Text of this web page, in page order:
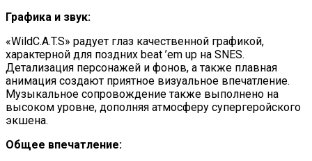
Графика и звук:
«WildC.A.T.S» радует глаз качественной графикой,
характерной для поздних beat ’em up на SNES.
Детализация персонажей и фонов, а также плавная
анимация создают приятное визуальное впечатление.
Музыкальное сопровождение также выполнено на
высоком уровне, дополняя атмосферу супергеройского
экшена.
Общее впечатление: